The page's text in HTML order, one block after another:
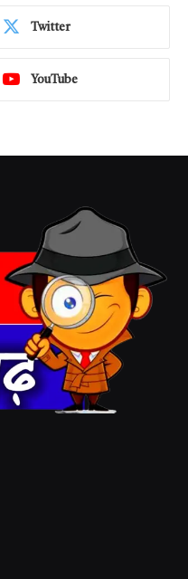
Twitter
YouTube